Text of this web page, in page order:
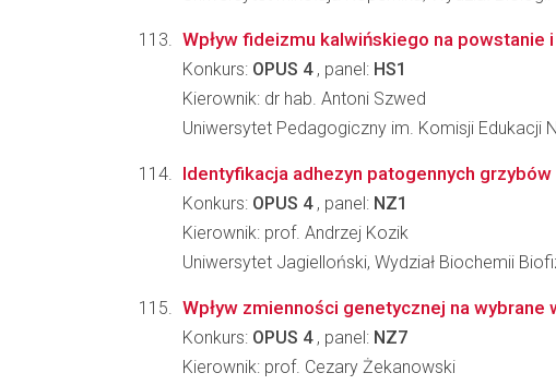
Wpływ fideizmu kalwińskiego na
Konkurs: OPUS 4, panel: HS1
Kierownik: dr hab. Antoni Szwed
Uniwersytet Pedagogiczny im. Komisji Edukacji
Identyfikacja adhezyn patogennych
Konkurs: OPUS 4, panel: NZ1
Kierownik: prof. Andrzej Kozik
Uniwersytet Jagielloński, Wydział Biochemii
Wpływ zmienności genetycznej na
Konkurs: OPUS 4, panel: NZ7
Kierownik: prof. Cezary Żekanowski